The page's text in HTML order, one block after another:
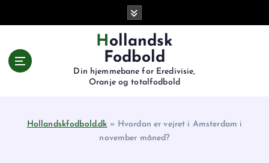
Hollandsk
Fodbold
Din hjemmebane for Eredivisie,
Oranje og totalfodbold
Hollandskfodbold.dk » Hvordan er vejret i Amsterdam i
november måned?